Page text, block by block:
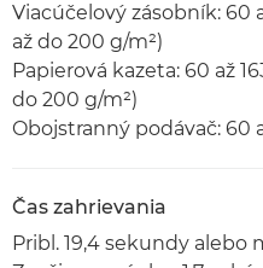
Viacúčelový zásobník: 60
až do 200 g/m²)
Papierová kazeta: 60 až
do 200 g/m²)
Obojstranný podávač: 60
Čas zahrievania
Pribl. 19,4 sekundy alebo